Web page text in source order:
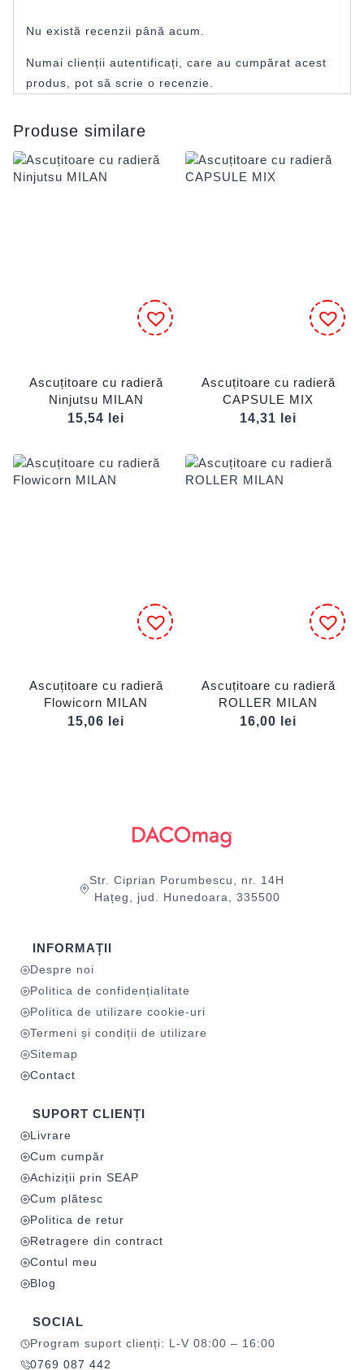
Nu există recenzii până acum.
Numai clienții autentificați, care au cumpărat acest
produs, pot să scrie o recenzie.
Produse similare
Ascuțitoare cu radieră
Ninjutsu MILAN
15,54
lei
Ascuțitoare cu radieră
CAPSULE MIX
14,31
lei
Ascuțitoare cu radieră
Flowicorn MILAN
15,06
lei
Ascuțitoare cu radieră
ROLLER MILAN
16,00
lei
Str. Ciprian Porumbescu, nr. 14H
Hațeg, jud. Hunedoara, 335500
INFORMAȚII
Despre noi
Politica de confidențialitate
Politica de utilizare cookie-uri
Termeni și condiții de utilizare
Sitemap
Contact
SUPORT CLIENȚI
Livrare
Cum cumpăr
Achiziții prin SEAP
Cum plătesc
Politica de retur
Retragere din contract
Contul meu
Blog
SOCIAL
Program suport clienți: L-V 08:00 – 16:00
0769 087 442